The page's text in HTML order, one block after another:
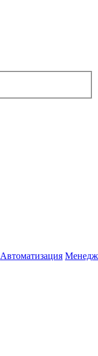
Автоматизация